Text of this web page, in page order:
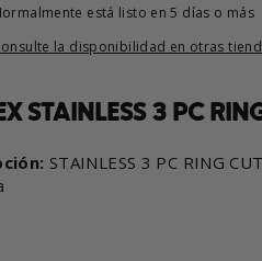
está listo en 5 días o más
la disponibilidad en otras
STAINLESS 3 PC
STAINLESS 3 PC RING